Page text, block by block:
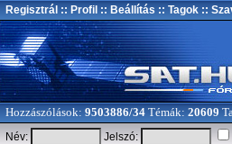
Regisztrál :: Profil :: Beállítás :: Tagok ::
Hozzászólások: 9503886/34 Témák: 20609
Név:
Jelszó: